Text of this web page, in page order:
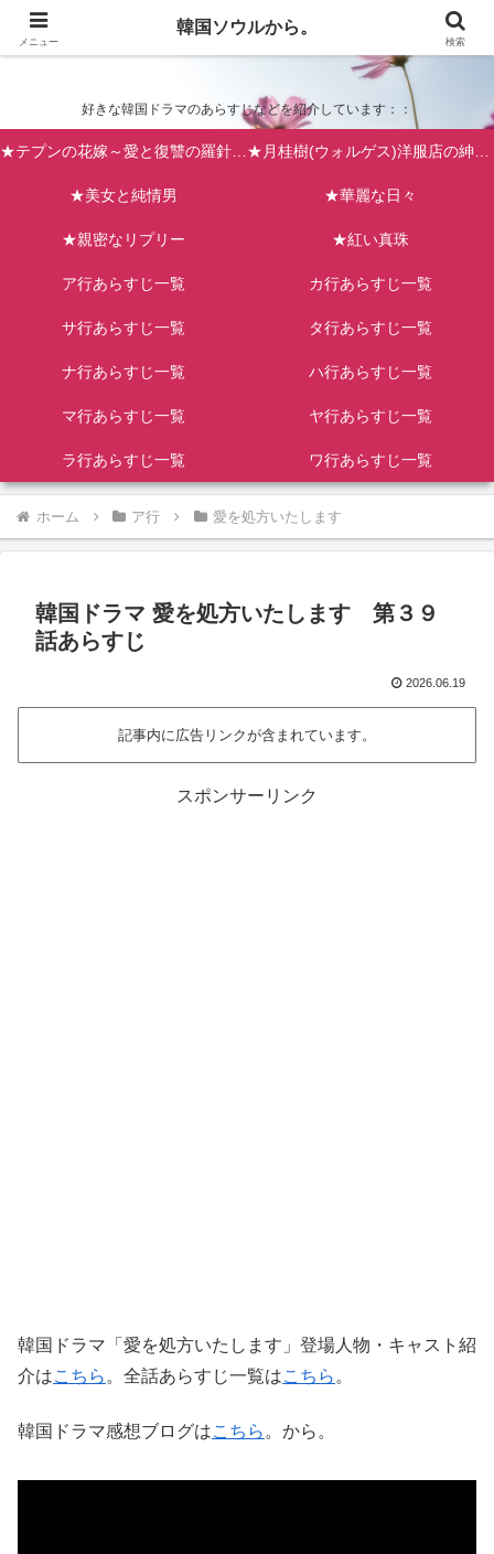
韓国ソウルから。
好きな韓国ドラマのあらすじなどを紹介しています：：
★テプンの花嫁～愛と復讐の羅針盤（台風の新婦） ★月桂樹(ウォルゲス)洋服店の紳士たち
★美女と純情男 ★華麗な日々
★親密なリプリー ★紅い真珠
ア行あらすじ一覧 カ行あらすじ一覧
サ行あらすじ一覧 タ行あらすじ一覧
ナ行あらすじ一覧 ハ行あらすじ一覧
マ行あらすじ一覧 ヤ行あらすじ一覧
ラ行あらすじ一覧 ワ行あらすじ一覧
ホーム ア行 愛を処方いたします
韓国ドラマ 愛を処方いたします 第３９
話あらすじ
2026.06.19
記事内に広告リンクが含まれています。
スポンサーリンク
韓国ドラマ「愛を処方いたします」登場人物・キャスト紹
介はこちら 。全話あらすじ一覧はこちら 。
韓国ドラマ感想ブログはこちら 。から。
メニュー
韓国ソウルから。
検索